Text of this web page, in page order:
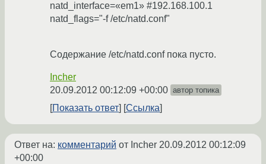
natd_interface=«em1» #192.168.100.1
natd_flags="-f /etc/natd.conf"
Содержание /etc/natd.conf пока пусто.
Incher
20.09.2012 00:12:09 +00:00 автор топика
Показать ответ Ссылка
Ответ на: комментарий от Incher 20.09.2012 00:12:09
+00:00